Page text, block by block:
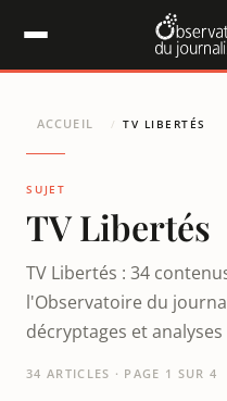
ACCUEIL / TV LIBERTÉS
SUJET
TV Libertés
TV Libertés : 34
l'Observatoire du
décryptages et
34 ARTICLES · PAGE 1 SUR 4
Panneau de gestion des